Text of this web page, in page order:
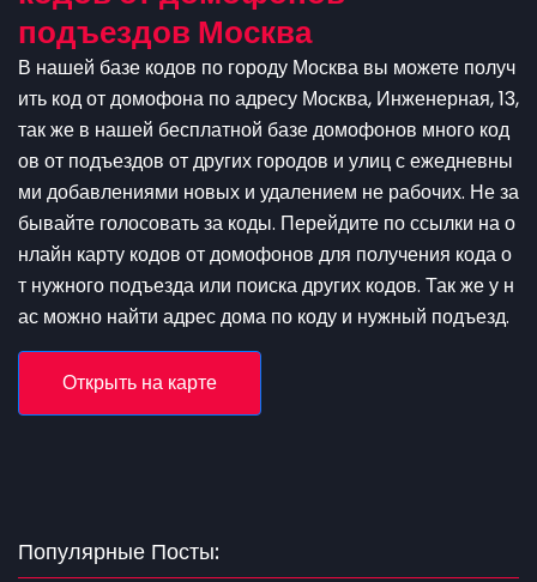
подъездов Москва
В нашей базе кодов по городу Москва вы можете получ
ить код от домофона по адресу Москва, Инженерная, 13,
так же в нашей бесплатной базе домофонов много код
ов от подъездов от других городов и улиц с ежедневны
ми добавлениями новых и удалением не рабочих. Не за
бывайте голосовать за коды. Перейдите по ссылки на о
нлайн карту кодов от домофонов для получения кода о
т нужного подъезда или поиска других кодов. Так же у н
ас можно найти адрес дома по коду и нужный подъезд.
Открыть на карте
Популярные Посты: